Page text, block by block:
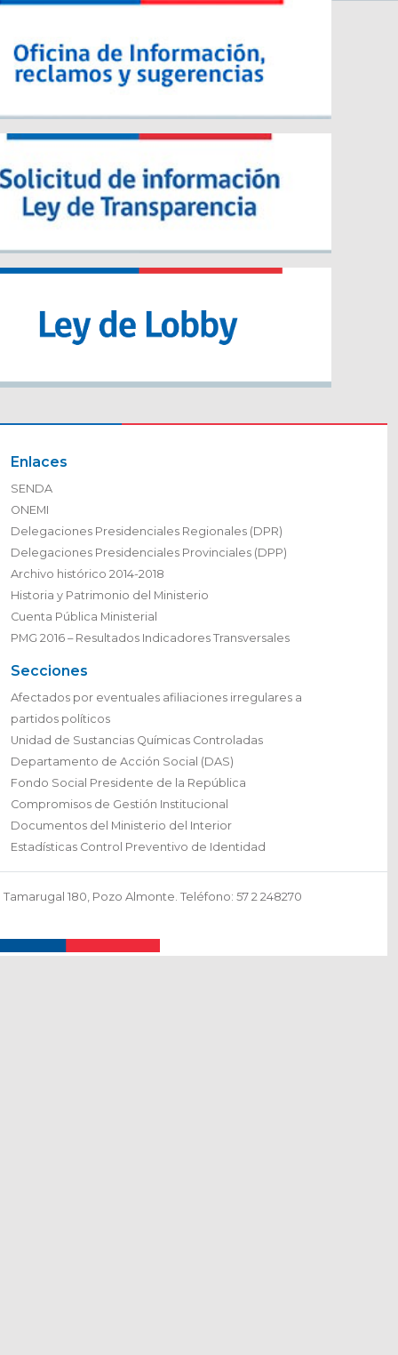
Enlaces
SENDA
ONEMI
Delegaciones Presidenciales Regionales (DPR)
Delegaciones Presidenciales Provinciales (DPP)
Archivo histórico 2014-2018
Historia y Patrimonio del Ministerio
Cuenta Pública Ministerial
PMG 2016 – Resultados Indicadores Transversales
Secciones
Afectados por eventuales afiliaciones irregulares a
partidos políticos
Unidad de Sustancias Químicas Controladas
Departamento de Acción Social (DAS)
Fondo Social Presidente de la República
Compromisos de Gestión Institucional
Documentos del Ministerio del Interior
Estadísticas Control Preventivo de Identidad
Tamarugal 180, Pozo Almonte. Teléfono: 57 2 248270